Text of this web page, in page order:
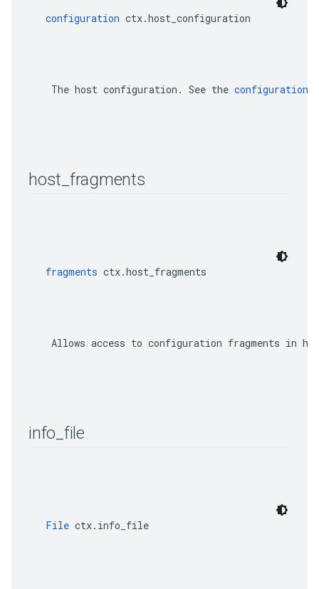
configuration ctx.host_configuration
    The host configuration. See the
configuration
host fragments
fragments ctx.host_fragments
Allows access to configuration fragments in
info file
File ctx.info_file